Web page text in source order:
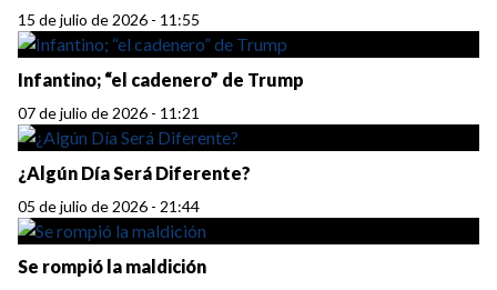
15 de julio de 2026 - 11:55
Infantino; “el cadenero” de Trump
07 de julio de 2026 - 11:21
¿Algún Día Será Diferente?
05 de julio de 2026 - 21:44
Se rompió la maldición